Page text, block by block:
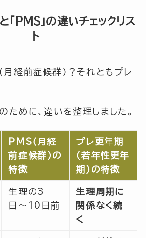
「PMS」の違いチェックリス
ト
月経前症候群）？それともプレ
ために、違いを整理しました。
PMS（月経
前症候群）の
特徴
プレ更年期
（若年性更年
期）の特徴
生理の3
日〜10日前
生理周期に
関係なく続
く